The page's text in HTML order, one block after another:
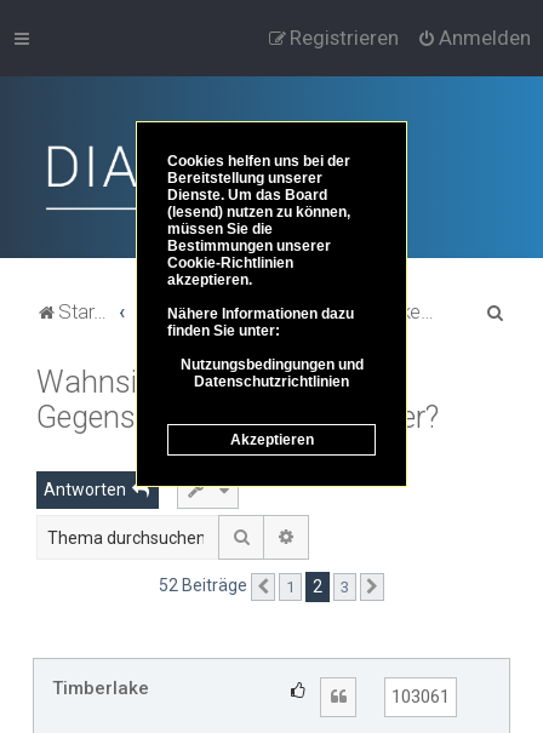
Anmelden
Registrieren
Startseite Portal Foren-Übersicht Themenbereiche der Philosophie Erkenntnis- und Wissenschaftstheorie
Wahnsinn und Vernunft –
Gegensätze oder Geschwister?
Antworten
Suche
52 Beiträge Vorherige
1 2 3
Timberlake 103061
Cookies helfen uns bei der
Bereitstellung unserer
Dienste. Um das Board
(lesend) nutzen zu können,
müssen Sie die
Bestimmungen unserer
Cookie-Richtlinien
akzeptieren.
Nähere Informationen dazu
finden Sie unter:
Nutzungsbedingungen und
Datenschutzrichtlinien
Akzeptieren